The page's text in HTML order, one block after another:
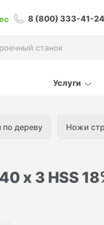
8 (800) 333-41-24
Услуги
дереву Ножи
х 3 HSS